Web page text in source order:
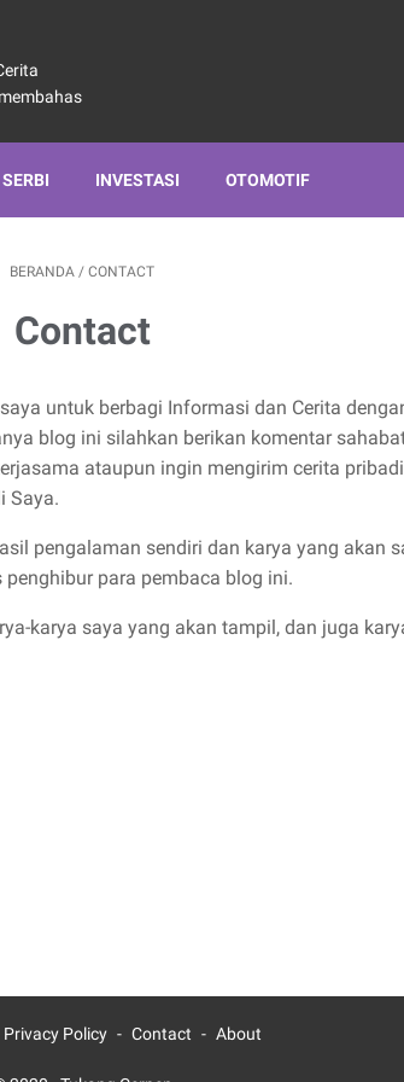
INVESTASI OTOMOTIF
BERANDA / CONTACT
Contact
untuk berbagi Informasi dan Cerita
blog ini silahkan berikan komentar
ataupun ingin mengirim cerita
Saya.
pengalaman sendiri dan karya yang akan
para pembaca blog ini.
karya saya yang akan tampil, dan juga
Privacy Policy Contact About